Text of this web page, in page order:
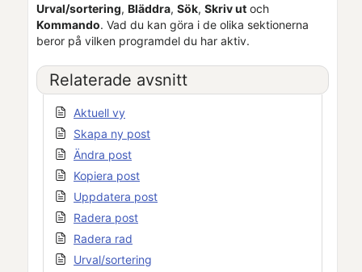
Urval/sortering, Bläddra, Sök, Skriv ut och
Kommando. Vad du kan göra i de olika sektionerna
beror på vilken programdel du har aktiv.
Relaterade avsnitt
Aktuell vy
Skapa ny post
Ändra post
Kopiera post
Uppdatera post
Radera post
Radera rad
Urval/sortering